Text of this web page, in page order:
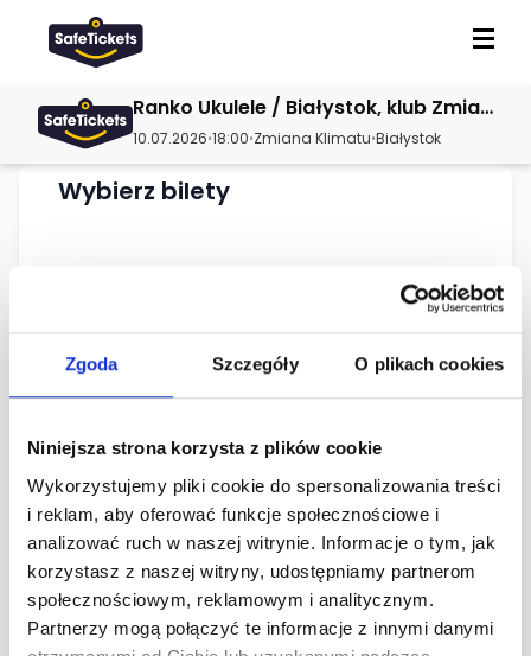
Zgoda Szczegóły O plikach cookies
Niniejsza strona korzysta z plików cookie
Wykorzystujemy pliki cookie do spersonalizowania treści
i reklam, aby oferować funkcje społecznościowe i
analizować ruch w naszej witrynie. Informacje o tym, jak
korzystasz z naszej witryny, udostępniamy partnerom
społecznościowym, reklamowym i analitycznym.
Partnerzy mogą połączyć te informacje z innymi danymi
Ranko Ukulele / Białystok, klub Zmiana Klimatu / 10.07.2026
10.07.2026•18:00•Zmiana Klimatu•Białystok
Wybierz bilety
Ładowanie dostępnych biletów...
Lokalizacja
Twoje zamówienie